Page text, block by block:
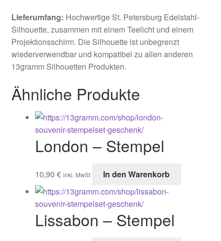
Lieferumfang: Hochwertige St. Petersburg Edelstahl-
Silhouette, zusammen mit einem Teelicht und einem
Projektionsschirm. Die Silhouette ist unbegrenzt
wiederverwendbar und kompatibel zu allen anderen
13gramm Silhouetten Produkten.
Ähnliche Produkte
London – Stempel
10,90 € inkl. MwSt In den Warenkorb
Lissabon – Stempel